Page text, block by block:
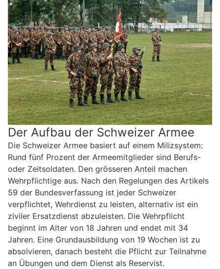
Der Aufbau der Schweizer Armee
Die Schweizer Armee basiert auf einem Milizsystem:
Rund fünf Prozent der Armeemitglieder sind Berufs-
oder Zeitsoldaten. Den grösseren Anteil machen
Wehrpflichtige aus. Nach den Regelungen des Artikels
59 der Bundesverfassung ist jeder Schweizer
verpflichtet, Wehrdienst zu leisten, alternativ ist ein
ziviler Ersatzdienst abzuleisten. Die Wehrpflicht
beginnt im Alter von 18 Jahren und endet mit 34
Jahren. Eine Grundausbildung von 19 Wochen ist zu
absolvieren, danach besteht die Pflicht zur Teilnahme
an Übungen und dem Dienst als Reservist.